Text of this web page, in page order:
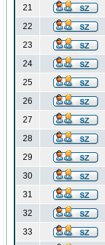
21
22
23
24
25
26
27
28
29
30
31
32
33